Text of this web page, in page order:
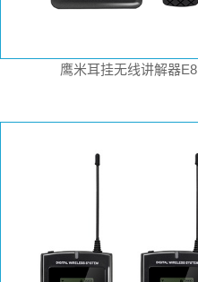
鹰米耳挂无线讲解器E8